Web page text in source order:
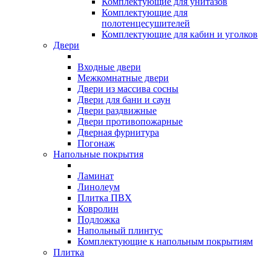
Комплектующие для
полотенцесушителей
Комплектующие для кабин и уголков
Двери
Входные двери
Межкомнатные двери
Двери из массива сосны
Двери для бани и саун
Двери раздвижные
Двери противопожарные
Дверная фурнитура
Погонаж
Напольные покрытия
Ламинат
Линолеум
Плитка ПВХ
Ковролин
Подложка
Напольный плинтус
Комплектующие к напольным покрытиям
Плитка